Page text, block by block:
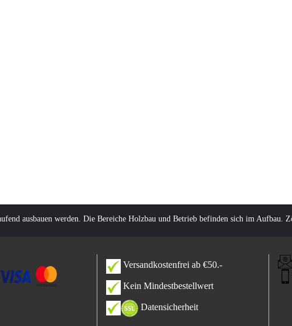
ausbauen werden. Die Bereiche Holzbau und Betrieb befinden sich im
Versandkostenfrei ab €50.-
Kein Mindestbestellwert
Datensicherheit